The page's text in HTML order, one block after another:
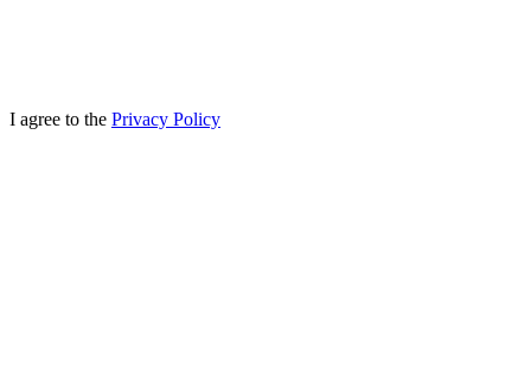
I agree to the Privacy Policy